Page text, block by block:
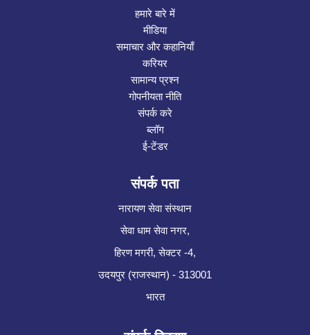
हमारे बारे में
मीडिया
समाचार और कहानियाँ
करियर
सामान्य प्रश्न
गोपनीयता नीति
संपर्क करे
ब्लॉग
ई-टेंडर
संपर्क पता
नारायण सेवा संस्थान
सेवा धाम सेवा नगर,
हिरण मगरी, सेक्टर -4,
उदयपुर (राजस्थान) - 313001
भारत